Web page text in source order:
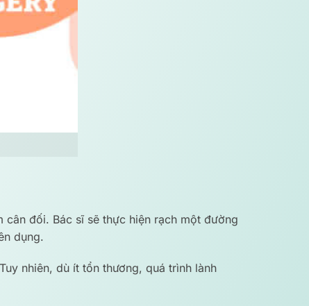
cân đối. Bác sĩ sẽ thực hiện rạch một đường
dụng.
nhiên, dù ít tổn thương, quá trình lành